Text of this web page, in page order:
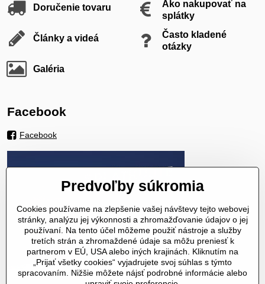
Doručenie tovaru
Ako nakupovať na
splátky
Články a videá
Často kladené
otázky
Galéria
Facebook
Facebook
Predvoľby súkromia
Cookies používame na zlepšenie vašej návštevy tejto webovej
stránky, analýzu jej výkonnosti a zhromažďovanie údajov o jej
používaní. Na tento účel môžeme použiť nástroje a služby
tretích strán a zhromaždené údaje sa môžu preniesť k
partnerom v EÚ, USA alebo iných krajinách. Kliknutím na
„Prijať všetky cookies“ vyjadrujete svoj súhlas s týmto
spracovaním. Nižšie môžete nájsť podrobné informácie alebo